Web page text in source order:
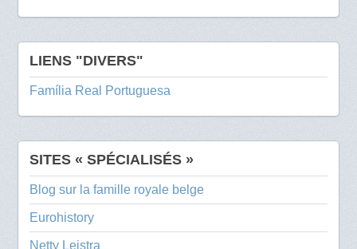
LIENS "DIVERS"
Família Real Portuguesa
SITES « SPÉCIALISÉS »
Blog sur la famille royale belge
Eurohistory
Netty Leistra